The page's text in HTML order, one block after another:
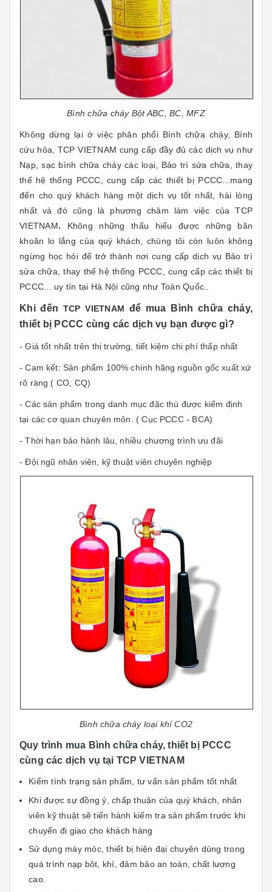
Bình chữa cháy Bột ABC, BC, MFZ
Không dừng lại ở việc phân phối Bình chữa cháy, Bình
cứu hỏa, TCP VIETNAM cung cấp đầy đủ các dịch vụ như
Nạp, sạc bình chữa cháy các loại, Bảo trì sửa chữa, thay
thế hệ thống PCCC
cung cấp các thiết bị PCCC...mang
đến cho quý khách hàng một dịch vụ tốt nhất, hài lòng
nhất và đó cũng là phương châm làm việc củaTCP
VIETNAM. Không những thấu hiểu được những băn
khoăn lo lắng của quý khách, chúng tôi còn luôn không
ngừng học hỏi để trở thành nơi cung cấp dịch vụ Bảo trì
sửa chữa, thay thế hệ thống PCCC, cung cấp các thiết bị
PCCC... uy tín tại Hà Nội cũng như Toàn Quốc..
Khi đến TCP VIETNAM để mua Bình chữa cháy,
thiết bị PCCC cùng các dịch vụ bạn được gì?
- Giá tốt nhất trên thị trường, tiết kiệm chi phí thấp nhất
- Cam kết: Sản phẩm 100% chính hãng nguồn gốc xuất xứ
rõ ràng ( CO, CQ)
- Các sản phẩm trong danh mục đặc thù được kiểm định
tại các cơ quan chuyên môn. ( Cục PCCC - BCA)
- Thời hạn bảo hành lâu, nhiều chương trình ưu đãi
- Đội ngũ nhân viên, kỹ thuật viên chuyên nghiệp
Bình chữa cháy loại khí CO2
Quy trình mua Bình chữa cháy, thiết bị PCCC
cùng các dịch vụ tại TCP VIETNAM
Kiểm tình trạng sản phẩm, tư vấn sản phẩm tốt nhất
Khi được sự đồng ý, chấp thuận của quý khách, nhân
viên kỹ thuật sẽ tiến hành kiểm tra sản phẩm trước khi
chuyển đi giao cho khách hàng
Sử dụng máy móc, thiết bị hiện đại chuyên dùng trong
quá trình nạp bôt, khí, đảm bảo an toàn, chất lượng
cao.